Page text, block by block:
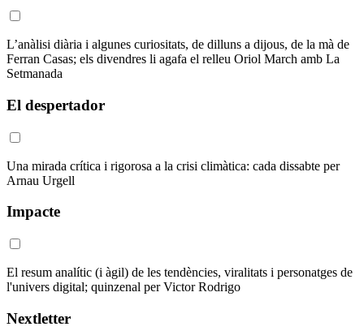
L’anàlisi diària i algunes curiositats, de dilluns a dijous, de la mà de
Ferran Casas; els divendres li agafa el relleu Oriol March amb La
Setmanada
El despertador
Una mirada crítica i rigorosa a la crisi climàtica: cada dissabte per
Arnau Urgell
Impacte
El resum analític (i àgil) de les tendències, viralitats i personatges de
l'univers digital; quinzenal per Victor Rodrigo
Nextletter